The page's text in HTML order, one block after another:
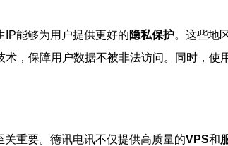
IP能够为用户提供更好的隐私保护。这些地
，保障用户数据不被非法访问。同时，
重要。德讯电讯不仅提供高质量的VPS和